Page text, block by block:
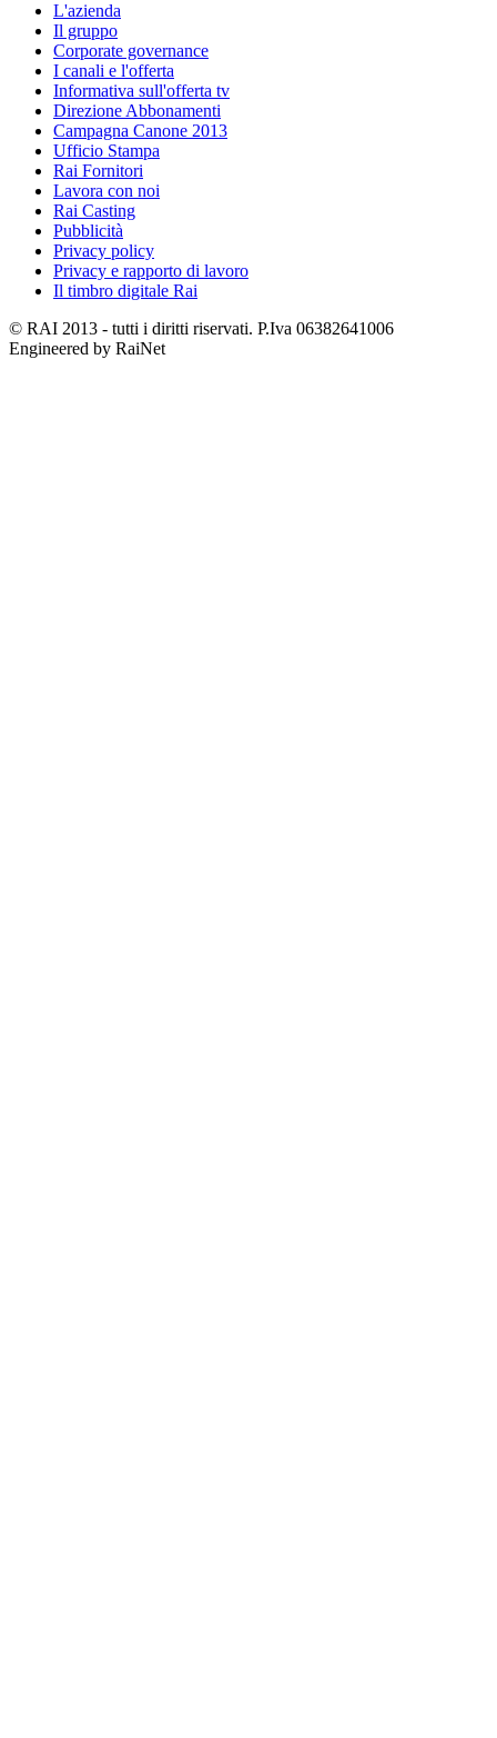
L'azienda
Il gruppo
Corporate governance
I canali e l'offerta
Informativa sull'offerta tv
Direzione Abbonamenti
Campagna Canone 2013
Ufficio Stampa
Rai Fornitori
Lavora con noi
Rai Casting
Pubblicità
Privacy policy
Privacy e rapporto di lavoro
Il timbro digitale Rai
© RAI 2013 - tutti i diritti riservati. P.Iva 06382641006
Engineered by RaiNet